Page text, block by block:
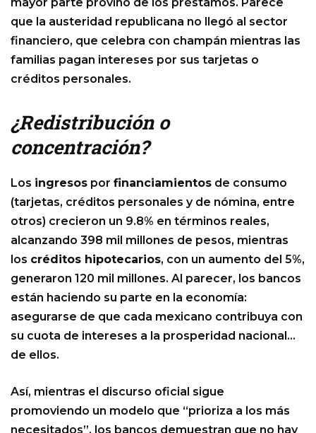
que la austeridad republicana no llegó al sector
financiero, que celebra con champán mientras las
familias pagan intereses por sus tarjetas o
créditos personales.
¿Redistribución o
concentración?
Los ingresos por financiamientos de consumo
(tarjetas, créditos personales y de nómina, entre
otros) crecieron un 9.8% en términos reales,
alcanzando 398 mil millones de pesos, mientras
los créditos hipotecarios, con un aumento del 5%,
generaron 120 mil millones. Al parecer, los bancos
están haciendo su parte en la economía:
asegurarse de que cada mexicano contribuya con
su cuota de intereses a la prosperidad nacional…
de ellos.
Así, mientras el discurso oficial sigue
promoviendo un modelo que “prioriza a los más
necesitados”, los bancos demuestran que no hay